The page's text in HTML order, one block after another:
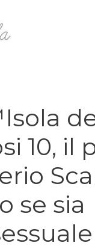
10, il
se sia